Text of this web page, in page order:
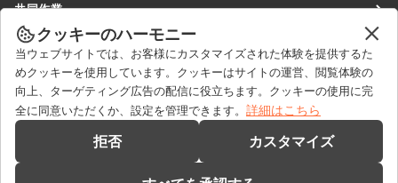
DocSpace
Workspace
コネクター
デスクトップアプリ
モバイルアプリ
共同作業
貢献者向け
翻訳者向け
インフルエンサー向け
求人情報
ニュースを見る
ブログ
ヘルプを得る
フォーラム
セールスに関する質問
sales@onlyoffice.com
クッキーのハーモニー
当ウェブサイトでは、お客様にカスタマイズされた体験を提供するた
めクッキーを使用しています。クッキーはサイトの運営、閲覧体験の
向上、ターゲティング広告の配信に役立ちます。クッキーの使用に完
全に同意いただくか、設定を管理できます。 詳細はこちら
拒否 カスタマイズ